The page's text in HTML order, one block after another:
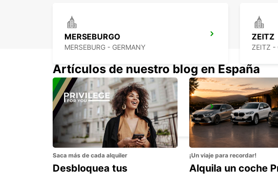
MERSEBURGO
MERSEBURG - GERMANY
ZEITZ
ZEITZ -
GERA
GERA - GERMANY
JENA
JENA -
Artículos de nuestro blog en España
Saca más de cada alquiler
Desbloquea tus
¡Un viaje para recordar!
Alquila un coche